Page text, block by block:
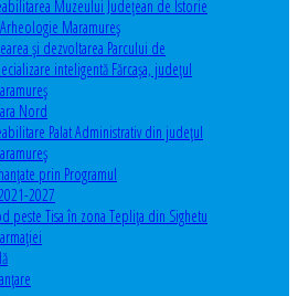
Muzeului Județean de Istorie
Maramureș
și dezvoltarea Parcului de
inteligentă Fărcașa, județul
Nord
Palat Administrativ din județul
prin Programul
2027
peste Tisa în zona Teplița din Sighetu